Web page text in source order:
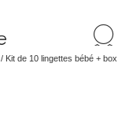
/ Kit de 10 lingettes bébé + box